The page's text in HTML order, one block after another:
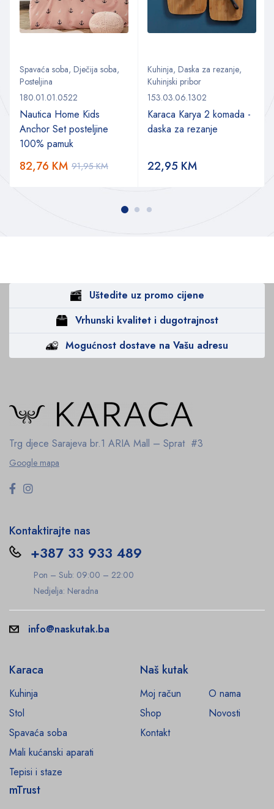
Spavaća soba, Dječija soba,
Posteljina
180.01.01.0522
Nautica Home Kids
Anchor Set posteljine
100% pamuk
91,95KM
82,76 KM
Kuhinja, Daska za rezanje,
Kuhinjski pribor
153.03.06.1302
Karaca Karya 2 komada -
daska za rezanje
22,95 KM
Uštedite uz promo cijene
Vrhunski kvalitet i dugotrajnost
Mogućnost dostave na Vašu adresu
Trg djece Sarajeva br.1 ARIA Mall – Sprat #3
Google mapa
Kontaktirajte nas
+387 33 933 489
Pon – Sub: 09:00 – 22:00
Nedjelja: Neradna
info@naskutak.ba
Karaca
Kuhinja
Stol
Spavaća soba
Mali kućanski aparati
Tepisi i staze
Naš kutak
Moj račun
O nama
Shop
Novosti
Kontakt
mTrust